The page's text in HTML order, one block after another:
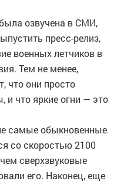
озвучена в СМИ,
пресс-релиз,
военных летчиков в
Тем не менее,
что они просто
и что яркие огни — это
самые обыкновенные
со скоростью 2100
сверхзвуковые
его. Наконец, еще